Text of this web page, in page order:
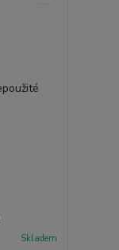
Skladem